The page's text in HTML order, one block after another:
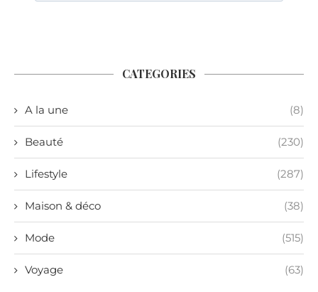
CATEGORIES
A la une (8)
Beauté (230)
Lifestyle (287)
Maison & déco (38)
Mode (515)
Voyage (63)